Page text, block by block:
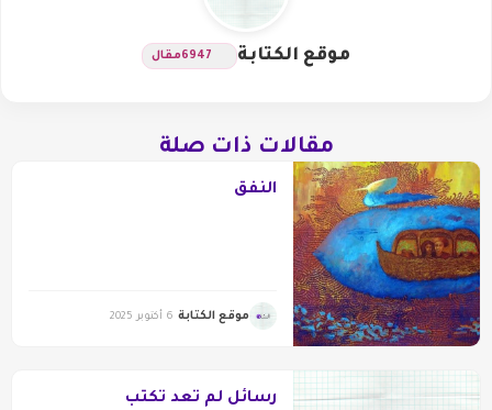
موقع الكتابة 6947مقال
مقالات ذات صلة
النفق
موقع الكتابة 6 أكتوبر 2025
رسائل لم تعد تكتب